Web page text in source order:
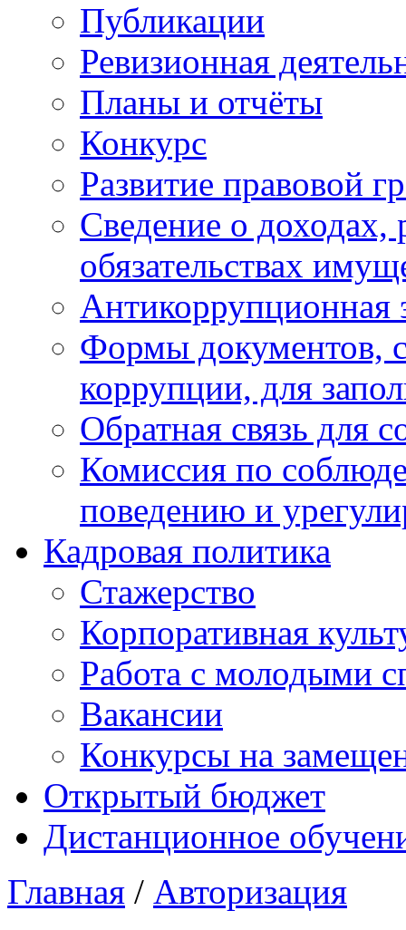
Публикации
Ревизионная
Планы и отчёты
Конкурс
Развитие правовой
Сведение о доходах,
обязательствах
Антикоррупционная
Формы документов,
коррупции, для
Обратная связь для
Комиссия по
поведению и
Кадровая политика
Стажерство
Корпоративная
Работа с молодыми
Вакансии
Конкурсы на
Открытый бюджет
Дистанционное
Главная / Авторизация